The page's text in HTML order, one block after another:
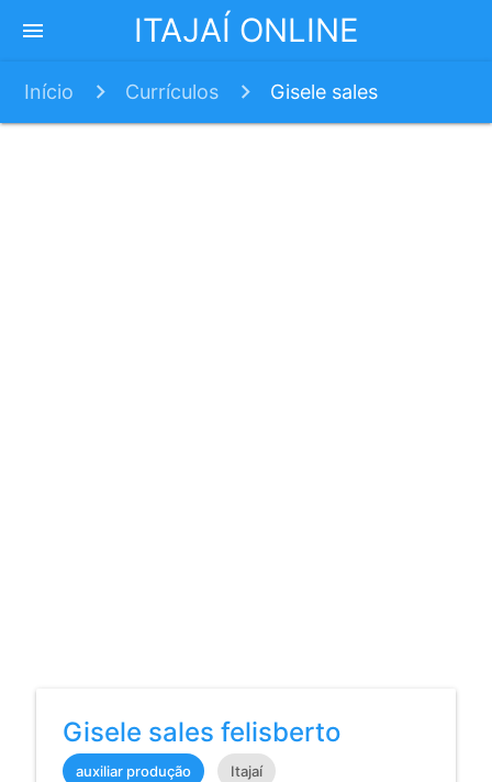
ITAJAÍ ONLINE
menu
Início Currículos Gisele sales
Gisele sales felisberto
auxiliar produção Itajaí